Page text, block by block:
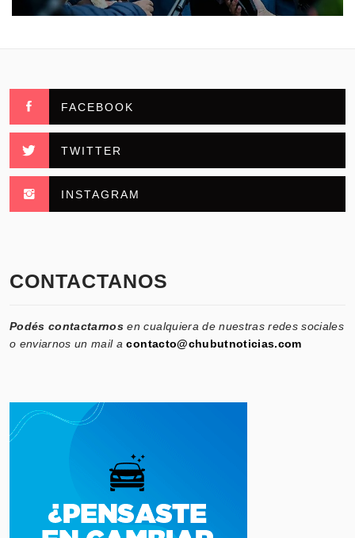
FACEBOOK
TWITTER
INSTAGRAM
CONTACTANOS
Podés contactarnos en cualquiera de nuestras redes sociales
o enviarnos un mail acontacto@chubutnoticias.com